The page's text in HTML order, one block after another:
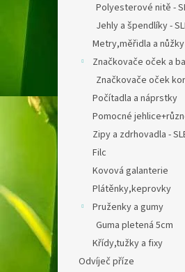
Polyesterové nitě -
Jehly a špendlíky -
Metry,měřidla a nůžky
Značkovače oček a
Značkovače oček
Počítadla a náprstky
Pomocné
Zipy a zdrhovadla -
Filc
Kovová galanterie
Plátěnky,keprovky
Pruženky a gumy
Guma pletená 5cm
Křídy,tužky a fixy
Odvíječ příze